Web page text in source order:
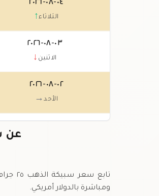
٠٤-٠٨-٢٠٢٦
الثلاثاء↑
٠٣-٠٨-٢٠٢٦
الاثنين ↓
٠٢-٠٨-٢٠٢٦
الأحد→
عن سبيكة
ومباشرة بالدولار أمريكي.